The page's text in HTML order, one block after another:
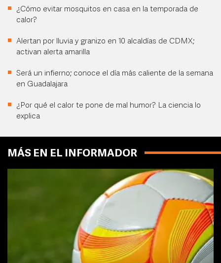
¿Cómo evitar mosquitos en casa en la temporada de
calor?
Alertan por lluvia y granizo en 10 alcaldías de CDMX;
activan alerta amarilla
Será un infierno; conoce el día más caliente de la semana
en Guadalajara
¿Por qué el calor te pone de mal humor? La ciencia lo
explica
MÁS EN EL INFORMADOR